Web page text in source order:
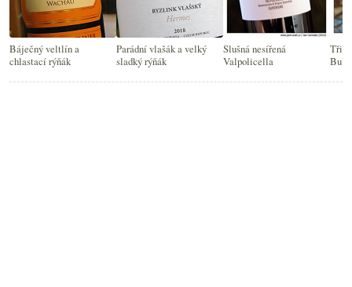
Báječný veltlín a
chlastací rýňák
Parádní vlašák a velký
sladký rýňák
Slušná nesířená
Valpolicella
Tři